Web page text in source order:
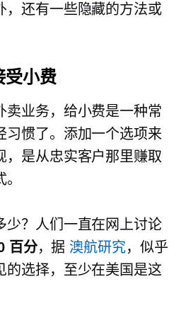
，还有一些隐藏的方法或
受小费
卖业务，给小费是一种常
习惯了。添加一个选项来
，是从忠实客户那里赚取
少？人们一直在网上讨论
百分，据 澳航研究，似乎
的选择，至少在美国是这